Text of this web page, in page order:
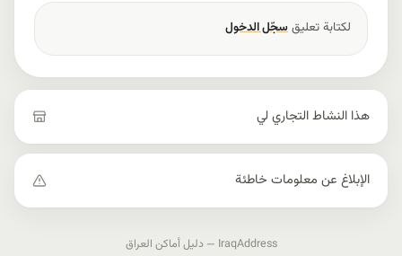
لكتابة تعليقسجّل الدخول
هذا النشاط التجاري لي
الإبلاغ عن معلومات خاطئة
IraqAddress — دليل أماكن العراق